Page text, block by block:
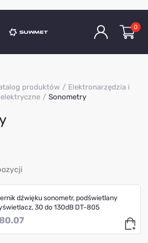
0
produktów
Elektronarzędzia i
Sonometry
dźwięku sonometr, podświetlany
30 do 130dB DT-805